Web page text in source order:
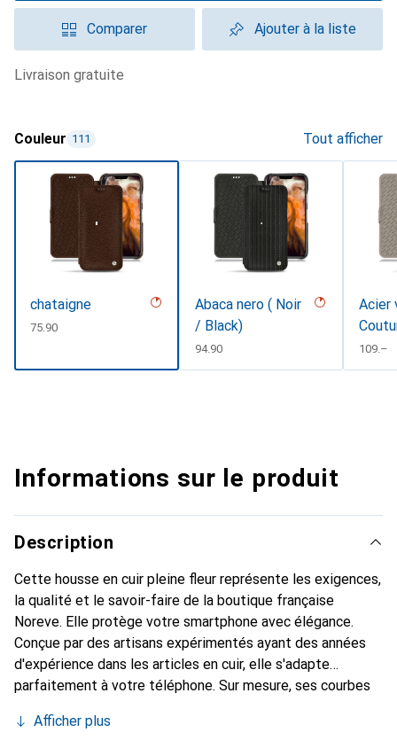
Comparer Ajouter à la liste
livraison gratuite
Couleur 111 Tout afficher
chataigne
CHF
75.90
Abaca nero ( Noir
/ Black)
CHF
94.90
Acier
CHF
109.–
Informations sur le produit
Description
Cette housse en cuir pleine fleur représente les exigences,
la qualité et le savoir-faire de la boutique française
Noreve. Elle protège votre smartphone avec élégance.
Conçue par des artisans expérimentés ayant des années
d'expérience dans les articles en cuir, elle s'adapte
parfaitement à votre téléphone. Sur mesure, ses courbes
devient l'accessoire chic et indispensable pour votre
Afficher plus